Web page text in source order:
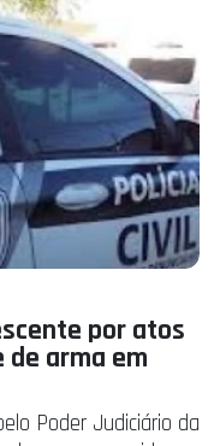
por atos
arma em
Poder Judiciário da